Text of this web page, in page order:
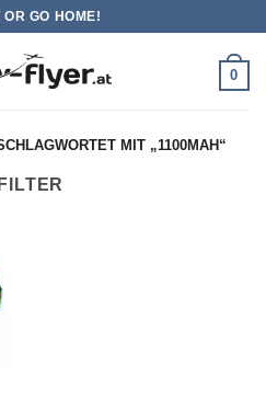
OR GO HOME!
0
MIT „1100MAH“
FILTER